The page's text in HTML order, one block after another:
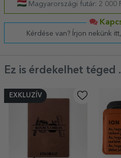
Magyarországi futár: 2 000
Kérdése van? Írjon nekünk
Ez is érdekelhet téged
EXKLUZÍV